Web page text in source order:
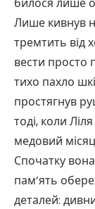
Лише кивнув
тремтить від
вести просто
тихо пахло
простягнув
тоді, коли
медовий
Спочатку
пам’ять
деталей: